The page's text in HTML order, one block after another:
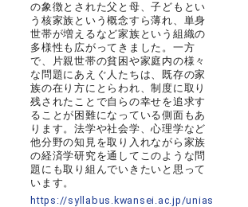
の象徴とされた父と母、子どもとい
う核家族という概念すら薄れ、単身
世帯が増えるなど家族という組織の
多様性も広がってきました。一方
で、片親世帯の貧困や家庭内の様々
な問題にあえぐ人たちは、既存の家
族の在り方にとらわれ、制度に取り
残されたことで自らの幸せを追求す
ることが困難になっている側面もあ
ります。法学や社会学、心理学など
他分野の知見を取り入れながら家族
の経済学研究を通してこのような問
題にも取り組んでいきたいと思って
います。
https://syllabus.kwansei.ac.jp/unias